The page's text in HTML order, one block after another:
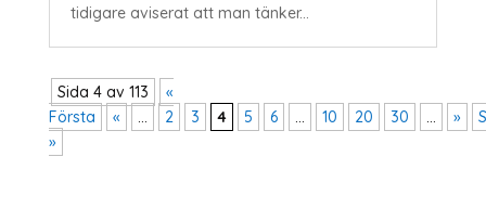
tidigare aviserat att man tänker...
Sida 4 av 113
«
Första
« ... 2 3 4 5 6 ... 10 20 30 ... »
»